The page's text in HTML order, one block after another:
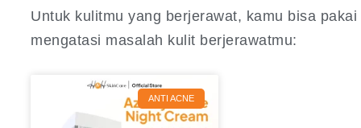
Untuk kulitmu yang berjerawat, kamu bisa
mengatasi masalah kulit berjerawatmu:
ANTI ACNE